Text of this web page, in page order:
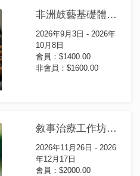
非洲鼓藝基礎體驗工作坊(第42屆)
2026年9月3日 - 2026年
10月8日
會員：$1400.00
非會員：$1600.00
敘事治療工作坊：小組及個人輔導的實踐應用 (第17屆)
2026年11月26日 - 2026
年12月17日
會員：$2000.00